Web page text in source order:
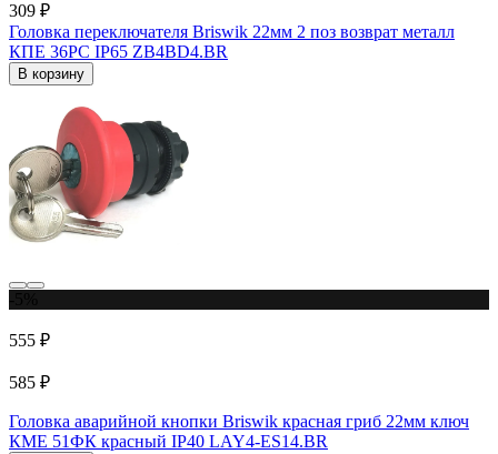
309 ₽
Головка переключателя Briswik 22мм 2 поз возврат металл
КПЕ 36РС IP65 ZB4BD4.BR
В корзину
555 ₽
585 ₽
Головка аварийной кнопки Briswik красная гриб 22мм ключ
КМЕ 51ФК красный IP40 LAY4-ES14.BR